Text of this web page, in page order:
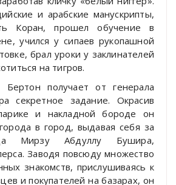
и арабские манускрипты,
Коран, прошел обучение в
учился у сипаев рукопашной
брал уроки у заклинателей
на тигров.
Бертон получает от генерала
секретное задание. Окрасив
и накладной бороде он
в город, выдавая себя за
Мирзу Абдуллу Бушира,
Заводя повсюду множество
знакомств, прислушиваясь к
и покупателей на базарах, он